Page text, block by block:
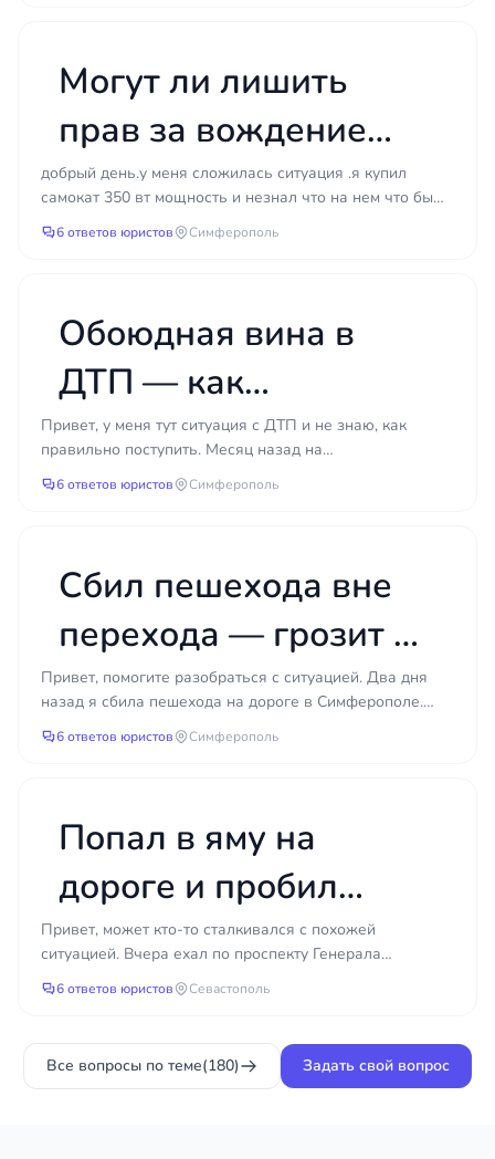
наугад: сначала получить честную оценку
ситуации от юриста, а уже потом решать, стоит ли
время, и деньги — и даёт понимание того, на что
можно рассчитывать в реальности.
Могут ли лишить
прав за вождение
электросамоката в
пьяном виде?
добрый день.у меня сложилась ситуация .я купил
самокат 350 вт мощность и незнал что на нем что бы
кататься нужны права .шлем и был у друга выпил
6 ответов юристов Симферополь
Обоюдная вина в
ДТП — как
определить степень и
получить выплату?
Привет, у меня тут ситуация с ДТП и не знаю, как
правильно поступить. Месяц назад на
Симферопольской кольцевой я столкнулась с машиной,
когда перестра...
6 ответов юристов Симферополь
Сбил пешехода вне
перехода — грозит ли
мне уголовная
ответственность?
Привет, помогите разобраться с ситуацией. Два дня
назад я сбила пешехода на дороге в Симферополе.
Человек выбежал из-за припаркованной машины,
6 ответов юристов Симферополь
Попал в яму на
дороге и пробил
колесо — можно ли
взыскать ущерб с
дорожной службы?
Привет, может кто-то сталкивался с похожей
ситуацией. Вчера ехал по проспекту Генерала
Острякова, не заметил большую яму на асфальте и
колесо пробил....
6 ответов юристов Севастополь
Все вопросы по теме(180) Задать свой вопрос